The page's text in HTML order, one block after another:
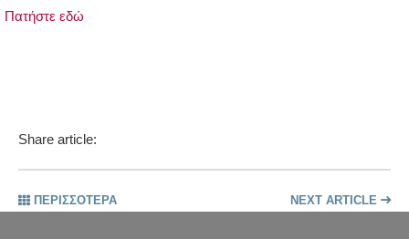
Πατήστε εδώ
Share article:
ΠΕΡΙΣΣΟΤΕΡΑ NEXT ARTICLE